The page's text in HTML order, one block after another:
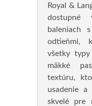
Royal &
dostupné
baleniach
odtieňmi,
všetky
mäkké
textúru,
usadenie a
skvelé pre